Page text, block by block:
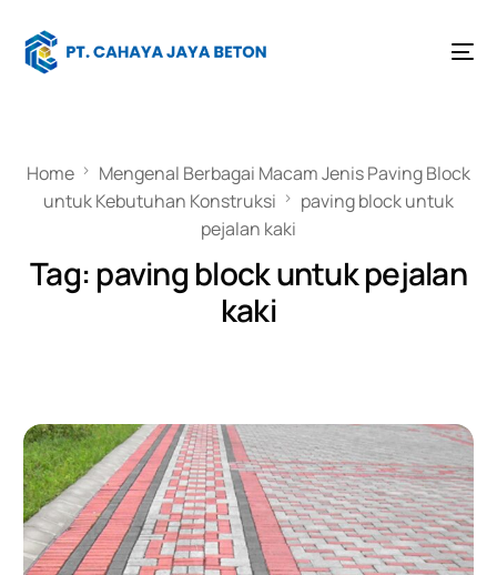
Home
Mengenal Berbagai Macam Jenis Paving Block
untuk Kebutuhan Konstruksi
paving block untuk
pejalan kaki
Tag: paving block untuk pejalan
kaki